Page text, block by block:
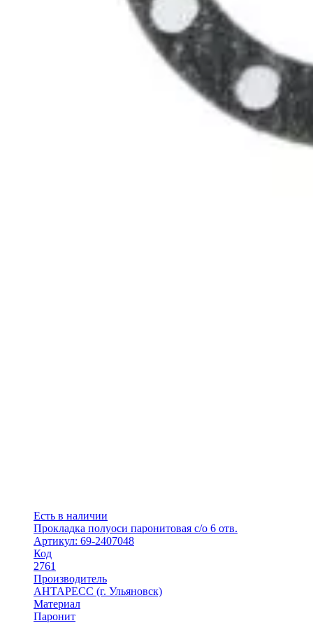
Есть в наличии
Прокладка полуоси паронитовая с/о 6 отв.
Артикул: 69-2407048
Код
2761
Производитель
АНТАРЕСС (г. Ульяновск)
Материал
Паронит